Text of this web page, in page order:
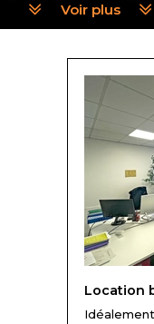
d'entreprise à
Garonne.
Trouver une
avec Loco²
Rien de plus
trouver des
votre projet
idéale répondant
accès PMR, ERP,
ascenseur,
neuf de standing,
périphérique....
un bail dérogatoire
Voir plus
Location